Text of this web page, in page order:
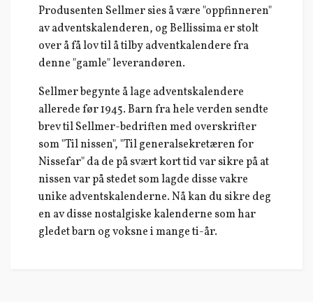
Produsenten Sellmer sies å være "oppfinneren"
av adventskalenderen, og Bellissima er stolt
over å få lov til å tilby adventkalendere fra
denne "gamle" leverandøren.
Sellmer begynte å lage adventskalendere
allerede før 1945. Barn fra hele verden sendte
brev til Sellmer-bedriften med overskrifter
som "Til nissen", "Til generalsekretæren for
Nissefar" da de på svært kort tid var sikre på at
nissen var på stedet som lagde disse vakre
unike adventskalenderne. Nå kan du sikre deg
en av disse nostalgiske kalenderne som har
gledet barn og voksne i mange ti-år.